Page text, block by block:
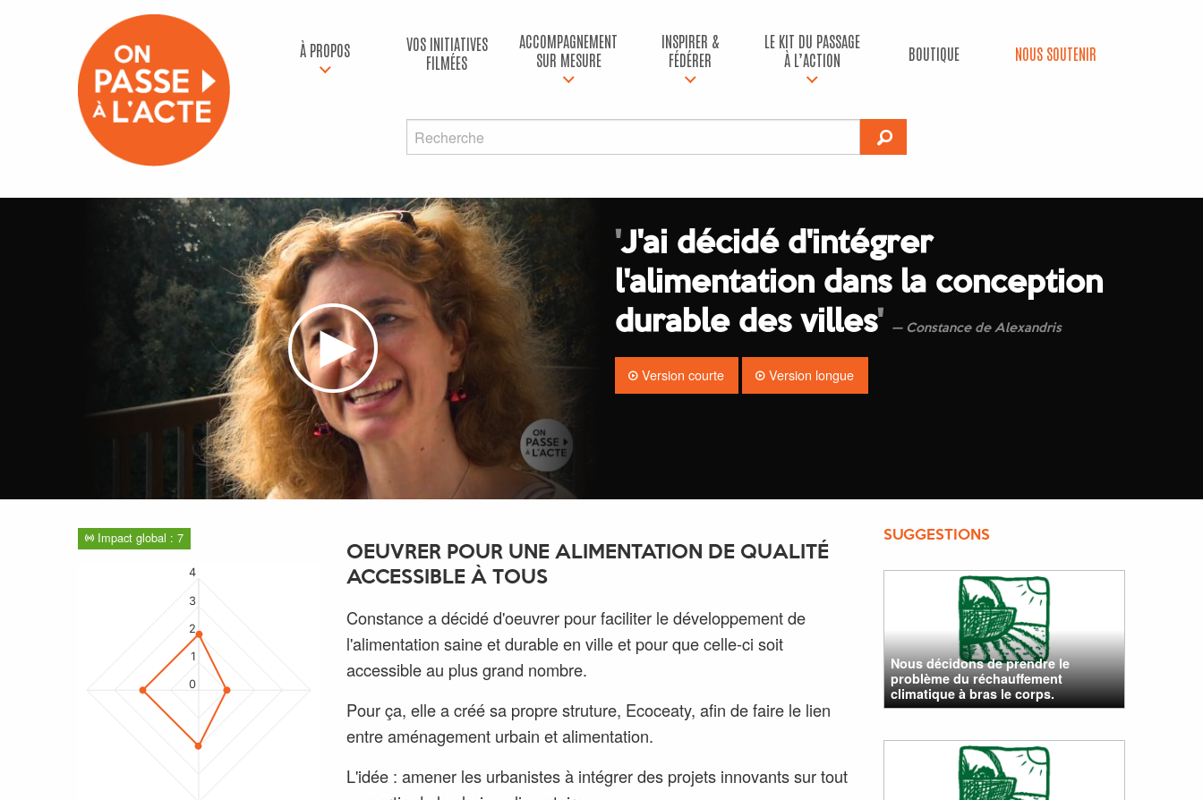
À PROPOS
VOS INITIATIVES
FILMÉES
ACCOMPAGNEMENT
SUR MESURE
INSPIRER &
FÉDÉRER
LE KIT DU PASSAGE
À L’ACTION
BOUTIQUE NOUS SOUTENIR
'J'ai décidé d'intégrer
l'alimentation dans la conception
durable des villes' Constance de Alexandris
Version courte Version longue
Impact global : 7
0
1
2
3
4
OEUVRER POUR UNE ALIMENTATION DE QUALITÉ
ACCESSIBLE À TOUS
Constance a décidé d'oeuvrer pour faciliter le développement de
l'alimentation saine et durable en ville et pour que celle-ci soit
accessible au plus grand nombre.
Pour ça, elle a créé sa propre struture, Ecoceaty, afin de faire le lien
entre aménagement urbain et alimentation.
L'idée : amener les urbanistes à intégrer des projets innovants sur tout
SUGGESTIONS
Nous décidons de prendre le
problème du réchauffement
climatique à bras le corps.